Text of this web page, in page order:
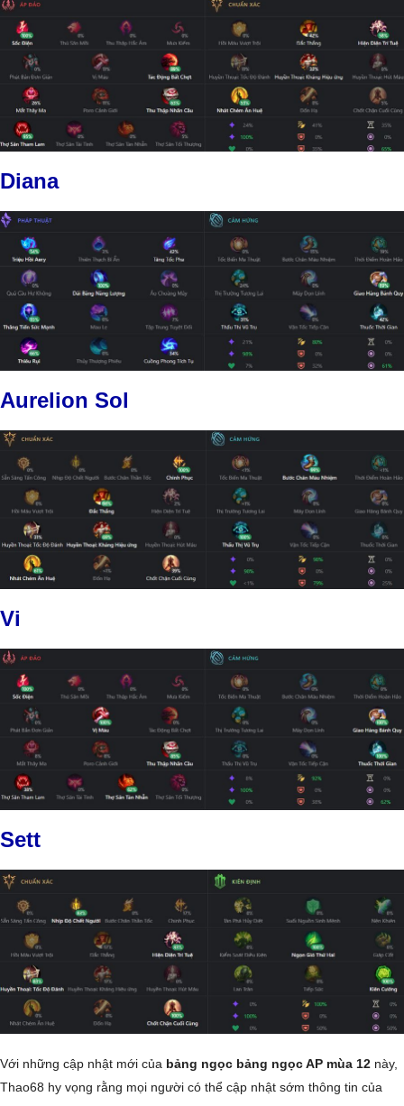
Diana
Aurelion Sol
Vi
Sett
Với những cập nhật mới của bảng ngọc bảng ngọc AP mùa 12 này,
Thao68 hy vọng rằng mọi người có thể cập nhật sớm thông tin của